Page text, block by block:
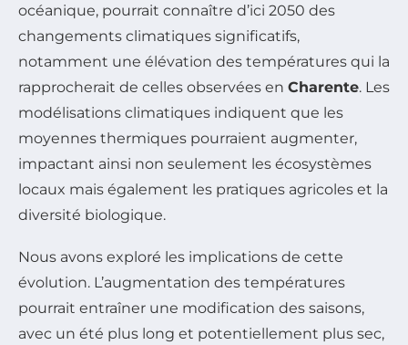
océanique, pourrait connaître d’ici 2050 des
changements climatiques significatifs,
notamment une élévation des températures qui la
rapprocherait de celles observées en Charente. Les
modélisations climatiques indiquent que les
moyennes thermiques pourraient augmenter,
impactant ainsi non seulement les écosystèmes
locaux mais également les pratiques agricoles et la
diversité biologique.
Nous avons exploré les implications de cette
évolution. L’augmentation des températures
pourrait entraîner une modification des saisons,
avec un été plus long et potentiellement plus sec,